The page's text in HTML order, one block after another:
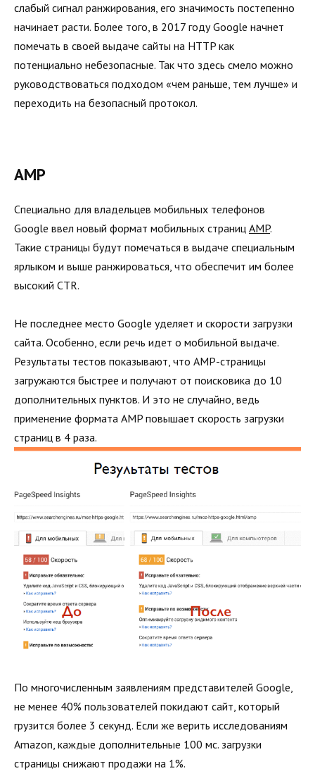
слабый сигнал ранжирования, его значимость постепенно
начинает расти. Более того, в 2017 году Google начнет
помечать в своей выдаче сайты на HTTP как
потенциально небезопасные. Так что здесь смело можно
руководствоваться подходом «чем раньше, тем лучше» и
переходить на безопасный протокол.
AMP
Специально для владельцев мобильных телефонов
Google ввел новый формат мобильных страниц AMP.
Такие страницы будут помечаться в выдаче специальным
ярлыком и выше ранжироваться, что обеспечит им более
высокий CTR.
Не последнее место Google уделяет и скорости загрузки
сайта. Особенно, если речь идет о мобильной выдаче.
Результаты тестов показывают, что AMP-страницы
загружаются быстрее и получают от поисковика до 10
дополнительных пунктов. И это не случайно, ведь
применение формата AMP повышает скорость загрузки
страниц в 4 раза.
По многочисленным заявлениям представителей Google,
не менее 40% пользователей покидают сайт, который
грузится более 3 секунд. Если же верить исследованиям
Amazon, каждые дополнительные 100 мс. загрузки
страницы снижают продажи на 1%.